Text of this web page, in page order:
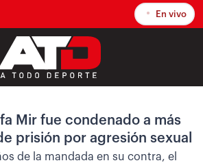
En vivo
Mir fue condenado a más
prisión por agresión sexual
de la mandada en su contra, el